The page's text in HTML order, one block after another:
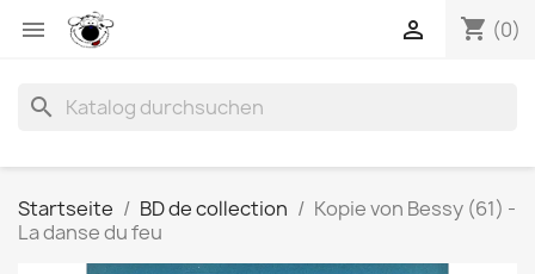
 shopping_cart (0)

search
Startseite BD de collection
Kopie von Bessy (61) -
La danse du feu